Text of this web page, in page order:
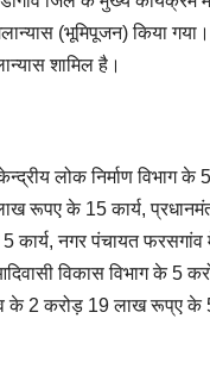
(भूमिपूजन) किया
शामिल है।
लोक निर्माण विभाग
रूपए के 15 कार्य,
कार्य, नगर पंचायत
विकास विभाग के 5
के 2 करोड़ 19 लाख रूप्ए